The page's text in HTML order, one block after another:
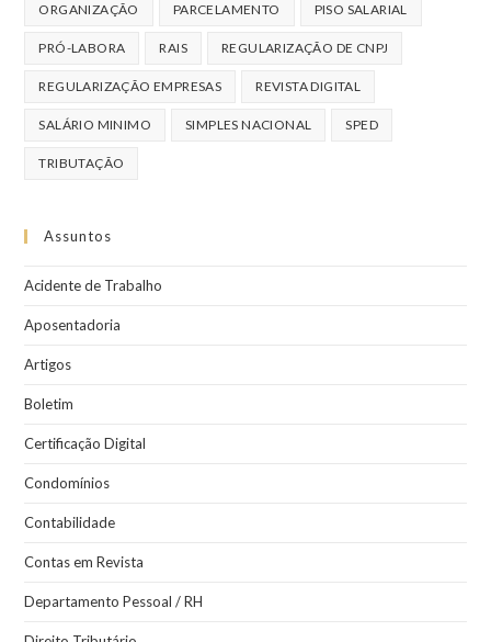
ORGANIZAÇÃO PARCELAMENTO PISO SALARIAL
PRÓ-LABORA RAIS REGULARIZAÇÃO DE CNPJ
REGULARIZAÇÃO EMPRESAS REVISTA DIGITAL
SALÁRIO MINIMO SIMPLES NACIONAL SPED
TRIBUTAÇÃO
Assuntos
Acidente de Trabalho
Aposentadoria
Artigos
Boletim
Certificação Digital
Condomínios
Contabilidade
Contas em Revista
Departamento Pessoal / RH